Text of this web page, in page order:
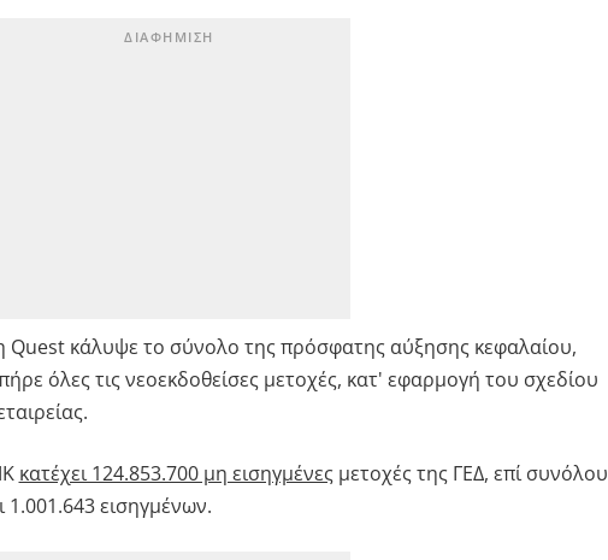
κάλυψε το σύνολο της πρόσφατης αύξησης κεφαλαίου,
όλες τις νεοεκδοθείσες μετοχές, κατ' εφαρμογή του σχεδίου
κατέχει 124.853.700 μη εισηγμένες μετοχές της ΓΕΔ, επί συνόλου
1.001.643 εισηγμένων.